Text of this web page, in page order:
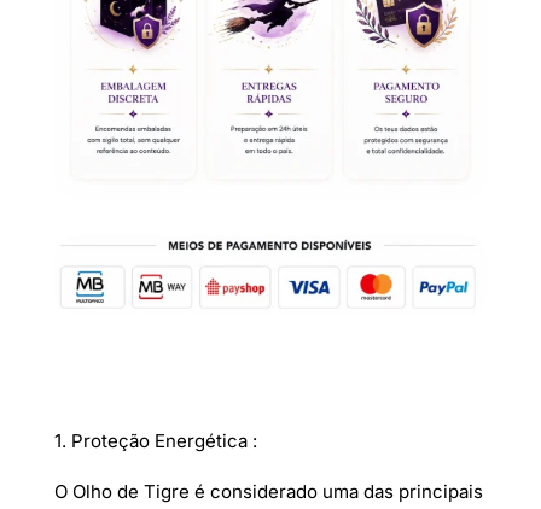
6mm
1. Proteção Energética :
O Olho de Tigre é considerado uma das principais